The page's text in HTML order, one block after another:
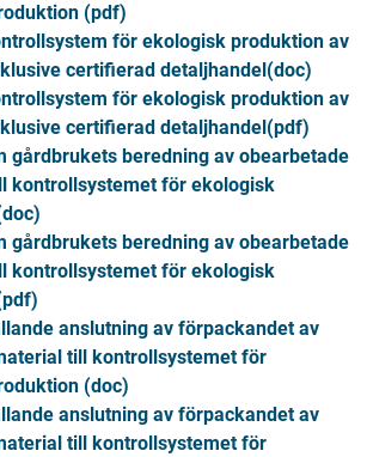
(pdf)
för ekologisk produktion av
certifierad detaljhandel(doc)
för ekologisk produktion av
certifierad detaljhandel(pdf)
gårdbrukets beredning av obearbetade
kontrollsystemet för ekologisk
gårdbrukets beredning av obearbetade
kontrollsystemet för ekologisk
anslutning av förpackandet av
till kontrollsystemet för
(doc)
anslutning av förpackandet av
till kontrollsystemet för